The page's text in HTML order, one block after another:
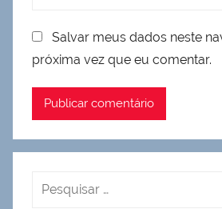
Salvar meus dados neste
próxima vez que eu comentar.